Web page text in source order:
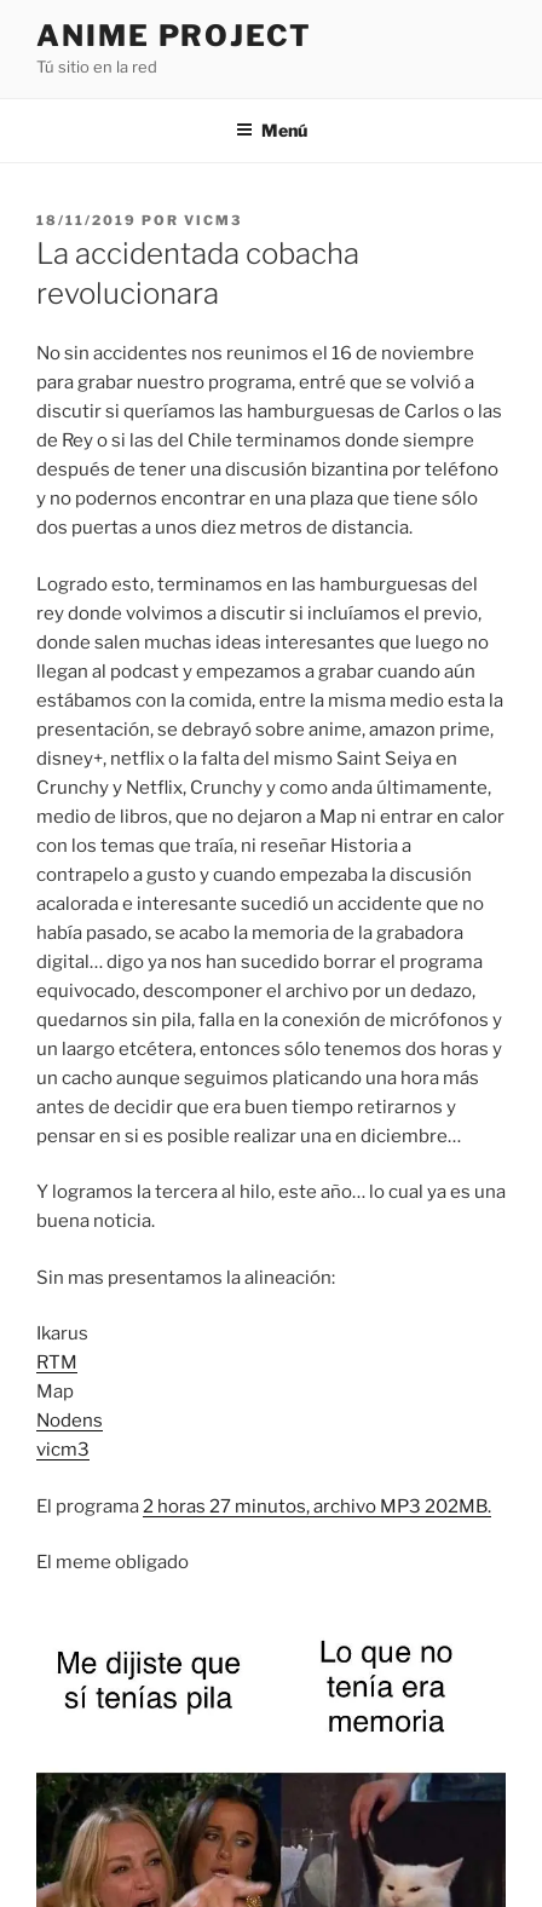
contenido
ANIME PROJECT
Tú sitio en la red
Menú
PUBLICADO
EL
18/11/2019 POR VICM3
La accidentada cobacha
revolucionara
No sin accidentes nos reunimos el 16 de noviembre
para grabar nuestro programa, entré que se volvió a
discutir si queríamos las hamburguesas de Carlos o las
de Rey o si las del Chile terminamos donde siempre
después de tener una discusión bizantina por teléfono
y no podernos encontrar en una plaza que tiene sólo
dos puertas a unos diez metros de distancia.
Logrado esto, terminamos en las hamburguesas del
rey donde volvimos a discutir si incluíamos el previo,
donde salen muchas ideas interesantes que luego no
llegan al podcast y empezamos a grabar cuando aún
estábamos con la comida, entre la misma medio esta la
presentación, se debrayó sobre anime, amazon prime,
disney+, netflix o la falta del mismo Saint Seiya en
Crunchy y Netflix, Crunchy y como anda últimamente,
medio de libros, que no dejaron a Map ni entrar en calor
con los temas que traía, ni reseñar Historia a
contrapelo a gusto y cuando empezaba la discusión
acalorada e interesante sucedió un accidente que no
había pasado, se acabo la memoria de la grabadora
digital… digo ya nos han sucedido borrar el programa
equivocado, descomponer el archivo por un dedazo,
quedarnos sin pila, falla en la conexión de micrófonos y
un laargo etcétera, entonces sólo tenemos dos horas y
un cacho aunque seguimos platicando una hora más
antes de decidir que era buen tiempo retirarnos y
pensar en si es posible realizar una en diciembre…
Y logramos la tercera al hilo, este año… lo cual ya es una
buena noticia.
Sin mas presentamos la alineación:
Ikarus
RTM
Map
Nodens
vicm3
El programa2 horas 27 minutos, archivo MP3 202MB.
El meme obligado